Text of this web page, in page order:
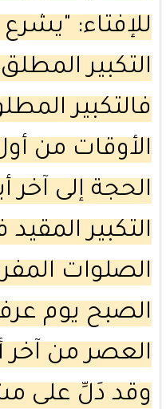
للإفتاء:
التكبير
فالتكبير
الأوقات من
الحجة إلى آخر
التكبير
الصلوات
الصبح يوم
العصر من آخر
وقد دَلِّ على